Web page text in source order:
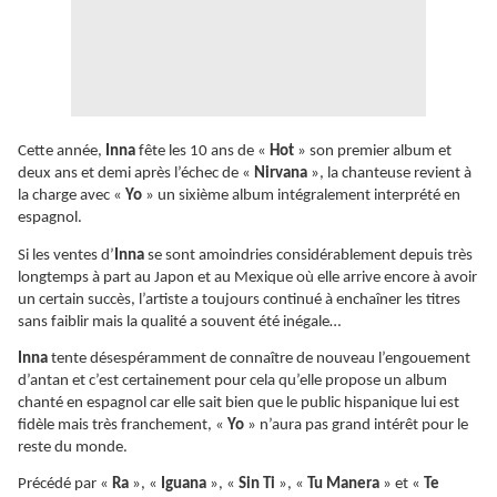
Cette année, Inna fête les 10 ans de « Hot » son premier album et
deux ans et demi après l’échec de « Nirvana », la chanteuse revient à
la charge avec « Yo » un sixième album intégralement interprété en
espagnol.
Si les ventes d’ Inna se sont amoindries considérablement depuis très
longtemps à part au Japon et au Mexique où elle arrive encore à avoir
un certain succès, l’artiste a toujours continué à enchaîner les titres
sans faiblir mais la qualité a souvent été inégale…
Inna tente désespéramment de connaître de nouveau l’engouement
d’antan et c’est certainement pour cela qu’elle propose un album
chanté en espagnol car elle sait bien que le public hispanique lui est
fidèle mais très franchement, « Yo » n’aura pas grand intérêt pour le
reste du monde.
Précédé par « Ra », « Iguana », « Sin Ti », « Tu Manera » et « Te